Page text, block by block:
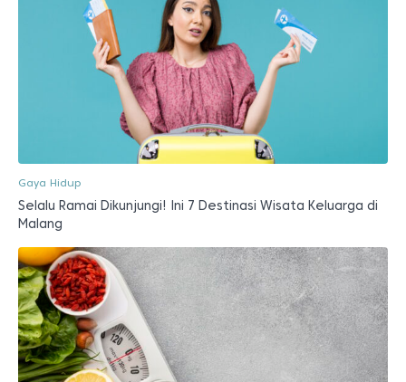
Gaya Hidup
Selalu Ramai Dikunjungi! Ini 7 Destinasi Wisata Keluarga di
Malang